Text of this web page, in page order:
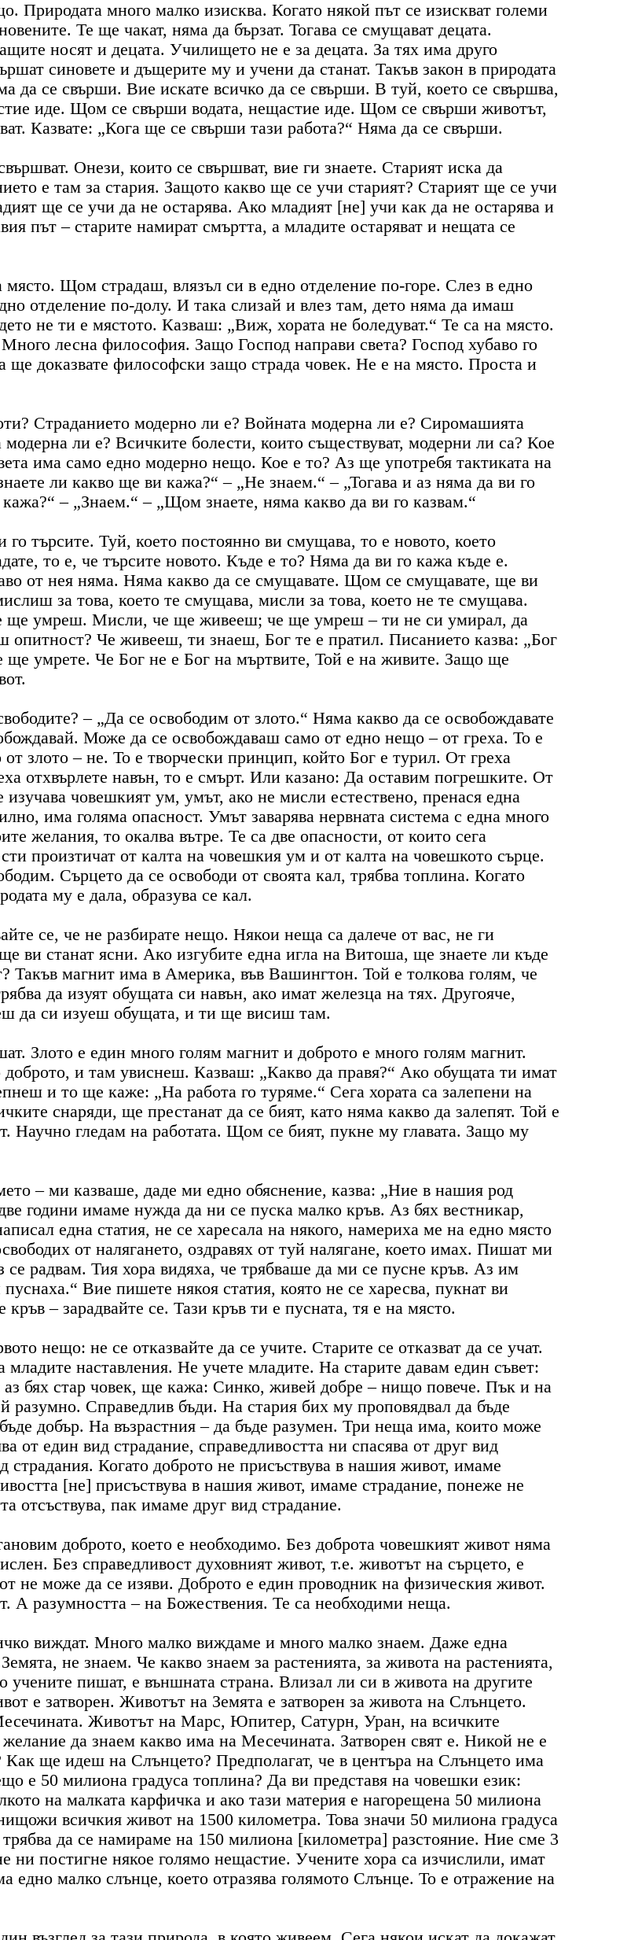
Природата много малко изисква. Когато някой път се изискват големи
Те ще чакат, няма да бързат. Тогава се смущават децата.
носят и децата. Училището не е за децата. За тях има друго
синовете и дъщерите му и учени да станат. Такъв закон в природата
да се свърши. Вие искате всичко да се свърши. В туй, което се свършва,
иде. Щом се свърши водата, нещастие иде. Щом се свърши животът,
Казвате: „Кога ще се свърши тази работа?“ Няма да се свърши.
Онези, които се свършват, вие ги знаете. Старият иска да
е там за стария. Защото какво ще се учи старият? Старият ще се учи
ще се учи да не остарява. Ако младият [не] учи как да не остарява и
път – старите намират смъртта, а младите остаряват и нещата се
място. Щом страдаш, влязъл си в едно отделение по-горе. Слез в едно
отделение по-долу. И така слизай и влез там, дето няма да имаш
не ти е мястото. Казваш: „Виж, хората не боледуват.“ Те са на място.
лесна философия. Защо Господ направи света? Господ хубаво го
ще доказвате философски защо страда човек. Не е на място. Проста и
Страданието модерно ли е? Войната модерна ли е? Сиромашията
ли е? Всичките болести, които съществуват, модерни ли са? Кое
има само едно модерно нещо. Кое е то? Аз ще употребя тактиката на
ли какво ще ви кажа?“ – „Не знаем.“ – „Тогава и аз няма да ви го
– „Знаем.“ – „Щом знаете, няма какво да ви го казвам.“
търсите. Туй, което постоянно ви смущава, то е новото, което
то е, че търсите новото. Къде е то? Няма да ви го кажа къде е.
от нея няма. Няма какво да се смущавате. Щом се смущавате, ще ви
за това, което те смущава, мисли за това, което не те смущава.
ще умреш. Мисли, че ще живееш; че ще умреш – ти не си умирал, да
Че живееш, ти знаеш, Бог те е пратил. Писанието казва: „Бог
ще умрете. Че Бог не е Бог на мъртвите, Той е на живите. Защо ще
– „Да се освободим от злото.“ Няма какво да се освобождавате
Може да се освобождаваш само от едно нещо – от греха. То е
злото – не. То е творчески принцип, който Бог е турил. От греха
отхвърлете навън, то е смърт. Или казано: Да оставим погрешките. От
човешкият ум, умът, ако не мисли естествено, пренася една
има голяма опасност. Умът заварява нервната система с една много
желания, то окалва вътре. Те са две опасности, от които сега
произтичат от калта на човешкия ум и от калта на човешкото сърце.
Сърцето да се освободи от своята кал, трябва топлина. Когато
му е дала, образува се кал.
се, че не разбирате нещо. Някои неща са далече от вас, не ги
ви станат ясни. Ако изгубите една игла на Витоша, ще знаете ли къде
Такъв магнит има в Америка, във Вашингтон. Той е толкова голям, че
да изуят обущата си навън, ако имат железца на тях. Другояче,
да си изуеш обущата, и ти ще висиш там.
Злото е един много голям магнит и доброто е много голям магнит.
и там увиснеш. Казваш: „Какво да правя?“ Ако обущата ти имат
и то ще каже: „На работа го туряме.“ Сега хората са залепени на
снаряди, ще престанат да се бият, като няма какво да залепят. Той е
Научно гледам на работата. Щом се бият, пукне му главата. Защо му
– ми казваше, даде ми едно обяснение, казва: „Ние в нашия род
години имаме нужда да ни се пуска малко кръв. Аз бях вестникар,
една статия, не се харесала на някого, намериха ме на едно място
от налягането, оздравях от туй налягане, което имах. Пишат ми
се радвам. Тия хора видяха, че трябваше да ми се пусне кръв. Аз им
Вие пишете някоя статия, която не се харесва, пукнат ви
кръв – зарадвайте се. Тази кръв ти е пусната, тя е на място.
нещо: не се отказвайте да се учите. Старите се отказват да се учат.
младите наставления. Не учете младите. На старите давам един съвет:
аз бях стар човек, ще кажа: Синко, живей добре – нищо повече. Пък и на
Справедлив бъди. На стария бих му проповядвал да бъде
добър. На възрастния – да бъде разумен. Три неща има, които може
от един вид страдание, справедливостта ни спасява от друг вид
страдания. Когато доброто не присъствува в нашия живот, имаме
[не] присъствува в нашия живот, имаме страдание, понеже не
отсъствува, пак имаме друг вид страдание.
доброто, което е необходимо. Без доброта човешкият живот няма
Без справедливост духовният живот, т.е. животът на сърцето, е
не може да се изяви. Доброто е един проводник на физическия живот.
А разумността – на Божествения. Те са необходими неща.
виждат. Много малко виждаме и много малко знаем. Даже една
не знаем. Че какво знаем за растенията, за живота на растенията,
учените пишат, е външната страна. Влизал ли си в живота на другите
е затворен. Животът на Земята е затворен за живота на Слънцето.
Животът на Марс, Юпитер, Сатурн, Уран, на всичките
да знаем какво има на Месечината. Затворен свят е. Никой не е
ще идеш на Слънцето? Предполагат, че в центъра на Слънцето има
е 50 милиона градуса топлина? Да ви представя на човешки език:
на малката карфичка и ако тази материя е нагорещена 50 милиона
всичкия живот на 1500 километра. Това значи 50 милиона градуса
да се намираме на 150 милиона [километра] разстояние. Ние сме 3
ни постигне някое голямо нещастие. Учените хора са изчислили, имат
едно малко слънце, което отразява голямото Слънце. То е отражение на